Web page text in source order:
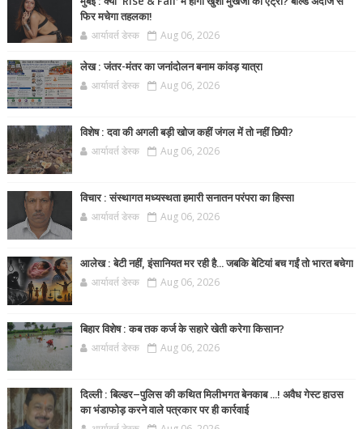
फिर मचेगा तहलका!
आर्यावर्त डेस्क Aug 06, 2026
लेख : जंतर-मंतर का जनांदोलन बनाम कांवड़ यात्रा
आर्यावर्त डेस्क Aug 06, 2026
विशेष : दवा की अगली बड़ी खोज कहीं जंगल में तो नहीं छिपी?
आर्यावर्त डेस्क Aug 06, 2026
विचार : संस्थागत मध्यस्थता हमारी सनातन परंपरा का हिस्सा
आर्यावर्त डेस्क Aug 06, 2026
आलेख : बेटी नहीं, इंसानियत मर रही है… जबकि बेटियां बच गईं तो भारत बचेगा
आर्यावर्त डेस्क Aug 06, 2026
बिहार विशेष : कब तक कर्ज के सहारे खेती करेगा किसान?
आर्यावर्त डेस्क Aug 06, 2026
दिल्ली : बिल्डर–पुलिस की कथित मिलीभगत बेनकाब ...! अवैध गेस्ट हाउस
का भंडाफोड़ करने वाले पत्रकार पर ही कार्रवाई